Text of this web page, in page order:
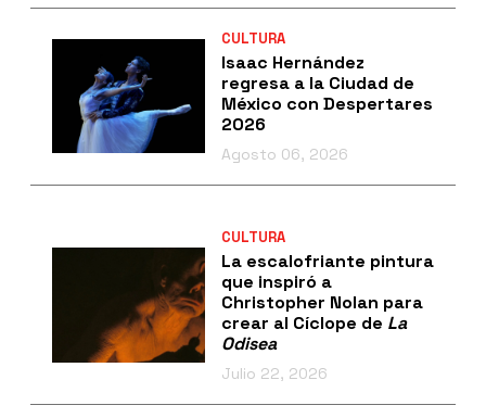
CULTURA
Isaac Hernández
regresa a la Ciudad de
México con Despertares
2026
Agosto 06, 2026
CULTURA
La escalofriante pintura
que inspiró a
Christopher Nolan para
crear al Cíclope de La
Odisea
Julio 22, 2026